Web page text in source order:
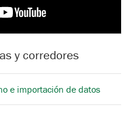
y corredores
e importación de datos